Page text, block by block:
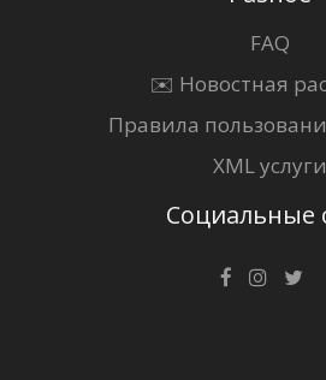
FAQ
✉️ Новостная
Правила
XML услуги
Социальные